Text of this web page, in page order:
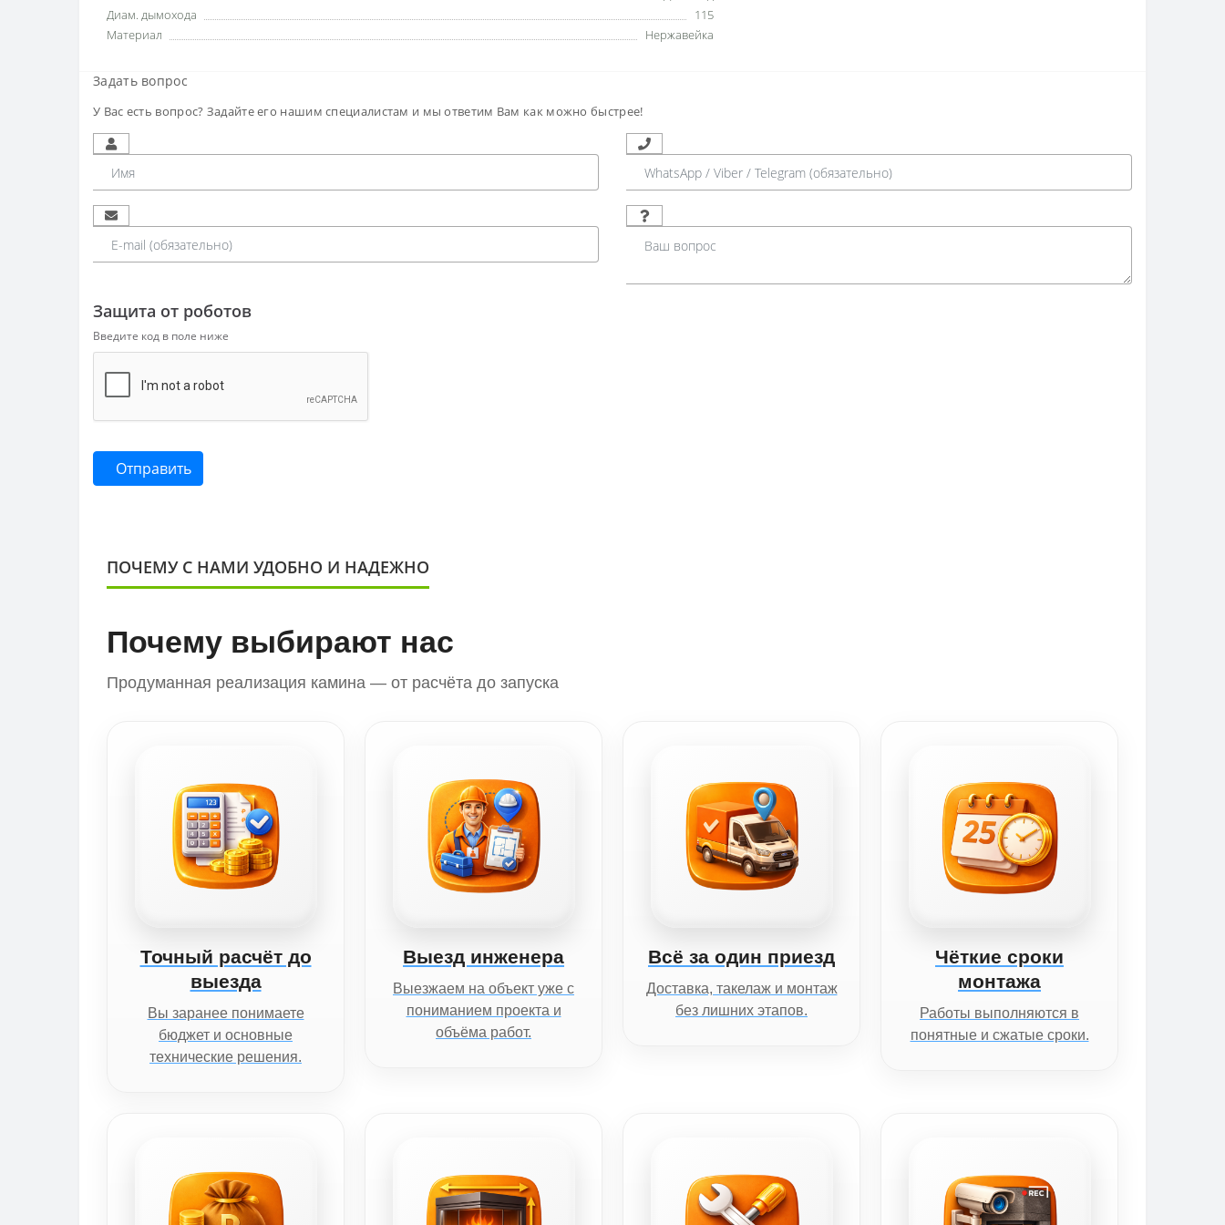
Диам. дымохода
115
Материал
Нержавейка
Задать вопрос
У Вас есть вопрос? Задайте его нашим специалистам и мы ответим Вам как можно быстрее!
Защита от роботов
Введите код в поле ниже
Отправить
ПОЧЕМУ С НАМИ УДОБНО И НАДЕЖНО
Почему выбирают нас
Продуманная реализация камина — от расчёта до запуска
Точный расчёт до
выезда
Вы заранее понимаете
бюджет и основные
технические решения.
Выезд инженера
Выезжаем на объект уже с
пониманием проекта и
объёма работ.
Всё за один приезд
Доставка, такелаж и монтаж
без лишних этапов.
Чёткие сроки
монтажа
Работы выполняются в
понятные и сжатые сроки.